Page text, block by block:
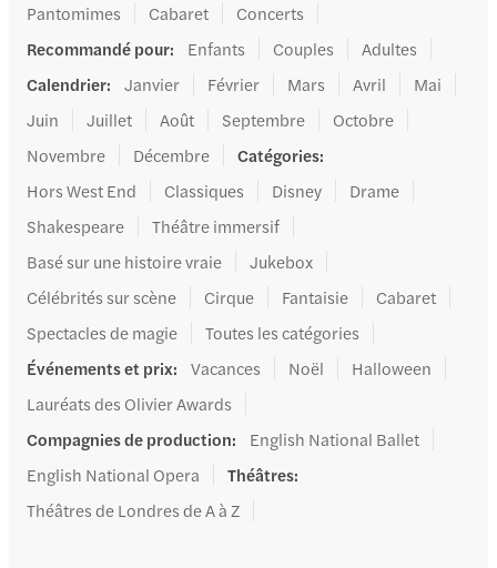
Pantomimes
Cabaret
Concerts
Recommandé pour: Enfants Couples
Adultes
Calendrier: Janvier Février Mars Avril
Mai
Juin
Juillet Août Septembre
Octobre
Novembre
Décembre Catégories:
Hors West End
Classiques Disney
Drame
Shakespeare
Théâtre immersif
Basé sur une histoire vraie
Jukebox
Célébrités sur scène
Cirque Fantaisie
Cabaret
Spectacles de magie
Toutes les catégories
Événements et prix: Vacances Noël
Halloween
Lauréats des Olivier Awards
Compagnies de production:
English National Ballet
English National Opera
Théâtres:
Théâtres de Londres de A à Z